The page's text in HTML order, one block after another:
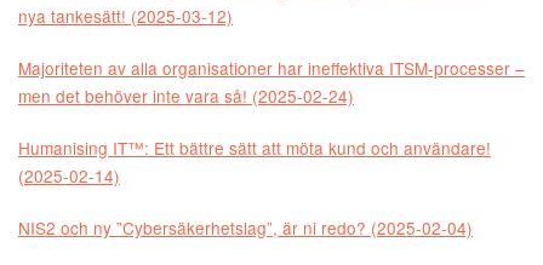
nya tankesätt! (2025-03-12)
Majoriteten av alla organisationer har ineffektiva ITSM-processer –
men det behöver inte vara så! (2025-02-24)
Humanising IT™: Ett bättre sätt att möta kund och användare!
(2025-02-14)
NIS2 och ny ”Cybersäkerhetslag”, är ni redo? (2025-02-04)